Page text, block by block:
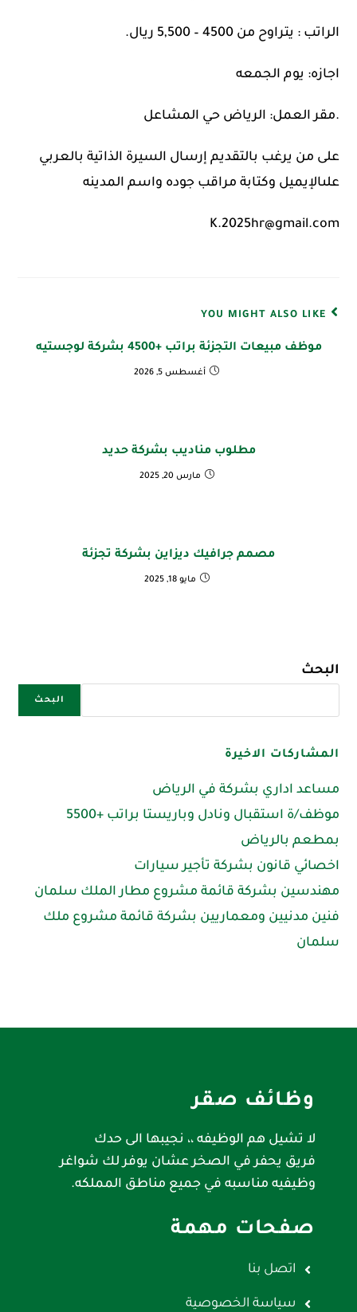
الراتب : يتراوح من 4500 – 5,500 ريال.
اجازه: يوم الجمعه
.مقر العمل: الرياض حي المشاعل
على من يرغب بالتقديم إرسال السيرة الذاتية بالعربي
علىالإيميل وكتابة مراقب جوده واسم المدينه
K.2025hr@gmail.com
YOU MIGHT ALSO LIKE
موظف مبيعات التجزئة براتب +4500 بشركة لوجستيه
أغسطس 5, 2026
مطلوب مناديب بشركة حديد
مارس 20, 2025
مصمم جرافيك ديزاين بشركة تجزئة
مايو 18, 2025
البحث
البحث
المشاركات الاخيرة
مساعد اداري بشركة في الرياض
موظف/ة استقبال ونادل وباريستا براتب +5500
بمطعم بالرياض
اخصائي قانون بشركة تأجير سيارات
مهندسين بشركة قائمة مشروع مطار الملك سلمان
فنين مدنيين ومعماريين بشركة قائمة مشروع ملك
سلمان
وظائف صقر
لا تشيل هم الوظيفه ،، نجيبها الى حدك
فريق يحفر في الصخر عشان يوفر لك شواغر
وظيفيه مناسبه في جميع مناطق المملكه.
صفحات مهمة
اتصل بنا
سياسة الخصوصية